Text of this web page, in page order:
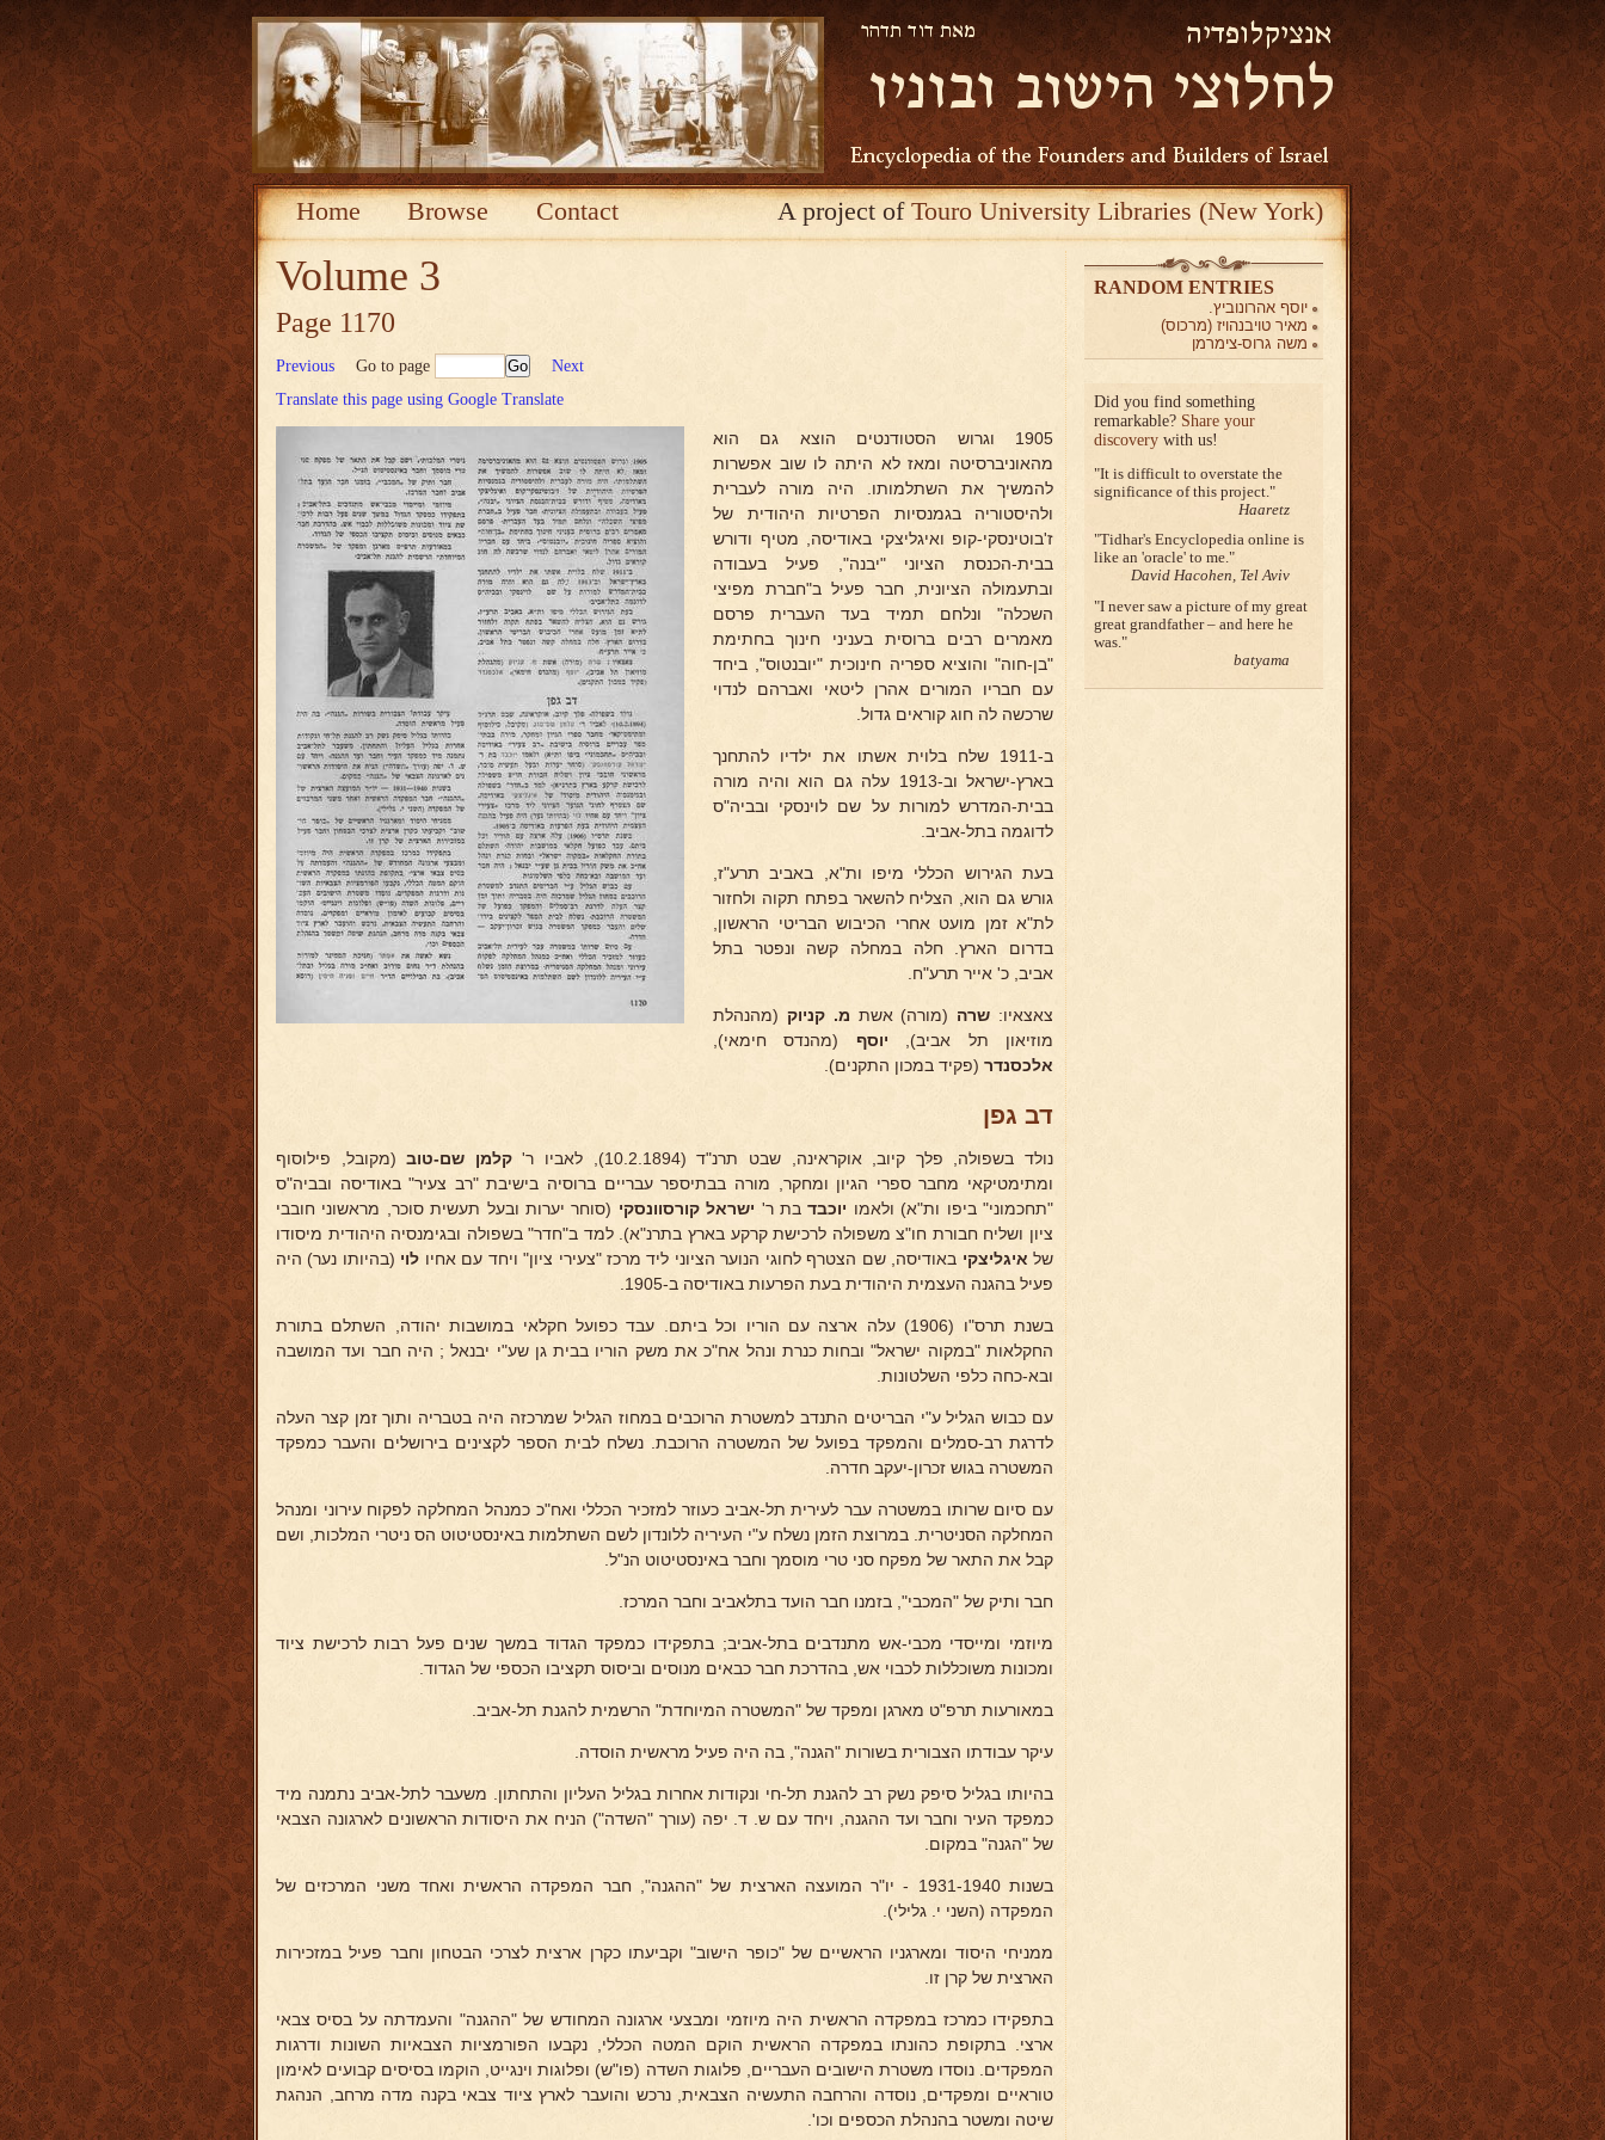
Home Browse Contact A project ofTouro University Libraries (New York)
Volume 3
Page 1170
Previous Go to page
Next
Translate this page using Google Translate
1905 וגרוש הסטודנטים הוצא גם הוא
מהאוניברסיטה ומאז לא היתה לו שוב אפשרות
להמשיך את השתלמותו. היה מורה לעברית
ולהיסטוריה בגמנסיות הפרטיות היהודית של
ז'בוטינסקי-קופ ואיגליצקי באודיסה, מטיף ודורש
בבית-הכנסת הציוני "יבנה", פעיל בעבודה
ובתעמולה הציונית, חבר פעיל ב"חברת מפיצי
השכלה" ונלחם תמיד בעד העברית פרסם
מאמרים רבים ברוסית בעניני חינוך בחתימת
"בן-חוה" והוציא ספריה חינוכית "יובנטוס", ביחד
עם חבריו המורים אהרן ליטאי ואברהם לנדוי
שרכשה לה חוג קוראים גדול.
ב-1911 שלח בלוית אשתו את ילדיו להתחנך
בארץ-ישראל וב-1913 עלה גם הוא והיה מורה
בבית-המדרש למורות על שם לוינסקי ובביה"ס
לדוגמה בתל-אביב.
בעת הגירוש הכללי מיפו ות"א, באביב תרע"ז,
גורש גם הוא, הצליח להשאר בפתח תקוה ולחזור
לת"א זמן מועט אחרי הכיבוש הבריטי הראשון,
בדרום הארץ. חלה במחלה קשה ונפטר בתל
אביב, כ' אייר תרע"ח.
צאצאיו: שרה (מורה) אשת מ. קניוק (מהנהלת
מוזיאון תל אביב), יוסף (מהנדס חימאי),
אלכסנדר (פקיד במכון התקנים).
דב גפן
נולד בשפולה, פלך קיוב, אוקראינה, שבט תרנ"ד (10.2.1894), לאביו ר' קלמן שם-טוב(מקובל, פילוסוף
ומתימטיקאי מחבר ספרי הגיון ומחקר, מורה בבתיספר עבריים ברוסיה בישיבת "רב צעיר" באודיסה ובביה"ס
"תחכמוני" ביפו ות"א) ולאמו יוכבדבת ר' ישראל קורסוונסקי (סוחר יערות ובעל תעשית סוכר, מראשוני חובבי
ציון ושליח חבורת חו"צ משפולה לרכישת קרקע בארץ בתרנ"א). למד ב"חדר" בשפולה ובגימנסיה היהודית מיסודו
של איגליצקי באודיסה, שם הצטרף לחוגי הנוער הציוני ליד מרכז "צעירי ציון" ויחד עם אחיו לוי (בהיותו נער) היה
פעיל בהגנה העצמית היהודית בעת הפרעות באודיסה ב-1905.
בשנת תרס"ו (1906) עלה ארצה עם הוריו וכל ביתם. עבד כפועל חקלאי במושבות יהודה, השתלם בתורת
החקלאות "במקוה ישראל" ובחות כנרת ונהל אח"כ את משק הוריו בבית גן שע"י יבנאל ; היה חבר ועד המושבה
ובא-כחה כלפי השלטונות.
עם כבוש הגליל ע"י הבריטים התנדב למשטרת הרוכבים במחוז הגליל שמרכזה היה בטבריה ותוך זמן קצר העלה
לדרגת רב-סמלים והמפקד בפועל של המשטרה הרוכבת. נשלח לבית הספר לקצינים בירושלים והעבר כמפקד
המשטרה בגוש זכרון-יעקב חדרה.
עם סיום שרותו במשטרה עבר לעירית תל-אביב כעוזר למזכיר הכללי ואח"כ כמנהל המחלקה לפקוח עירוני ומנהל
המחלקה הסניטרית. במרוצת הזמן נשלח ע"י העיריה ללונדון לשם השתלמות באינסטיטוט הס ניטרי המלכות, ושם
קבל את התאר של מפקח סני טרי מוסמך וחבר באינסטיטוט הנ"ל.
חבר ותיק של "המכבי", בזמנו חבר הועד בתלאביב וחבר המרכז.
מיוזמי ומייסדי מכבי-אש מתנדבים בתל-אביב; בתפקידו כמפקד הגדוד במשך שנים פעל רבות לרכישת ציוד
ומכונות משוכללות לכבוי אש, בהדרכת חבר כבאים מנוסים וביסוס תקציבו הכספי של הגדוד.
במאורעות תרפ"ט מארגן ומפקד של "המשטרה המיוחדת" הרשמית להגנת תל-אביב.
עיקר עבודתו הצבורית בשורות "הגנה", בה היה פעיל מראשית הוסדה.
בהיותו בגליל סיפק נשק רב להגנת תל-חי ונקודות אחרות בגליל העליון והתחתון. משעבר לתל-אביב נתמנה מיד
כמפקד העיר וחבר ועד ההגנה, ויחד עם ש. ד. יפה (עורך "השדה") הניח את היסודות הראשונים לארגונה הצבאי
של "הגנה" במקום.
בשנות 1931-1940 - יו"ר המועצה הארצית של "ההגנה", חבר המפקדה הראשית ואחד משני המרכזים של
המפקדה (השני י. גלילי).
ממניחי היסוד ומארגניו הראשיים של "כופר הישוב" וקביעתו כקרן ארצית לצרכי הבטחון וחבר פעיל במזכירות
הארצית של קרן זו.
בתפקידו כמרכז במפקדה הראשית היה מיוזמי ומבצעי ארגונה המחודש של "ההגנה" והעמדתה על בסיס צבאי
ארצי. בתקופת כהונתו במפקדה הראשית הוקם המטה הכללי, נקבעו הפורמציות הצבאיות השונות ודרגות
המפקדים. נוסדו משטרת הישובים העבריים, פלוגות השדה (פו"ש) ופלוגות וינגייט, הוקמו בסיסים קבועים לאימון
טוראיים ומפקדים, נוסדה והרחבה התעשיה הצבאית, נרכש והועבר לארץ ציוד צבאי בקנה מדה מרחב, הנהגת
שיטה ומשטר בהנהלת הכספים וכו'.
RANDOM ENTRIES
יוסף אהרונוביץ.
מאיר טויבנהויז (מרכוס)
משה גרוס-צימרמן
Did you find something
remarkable? Share your
discovery with us!
It is difficult to overstate the
significance of this project.
Haaretz
Tidhar's Encyclopedia online is
like an 'oracle' to me.
David Hacohen, Tel Aviv
I never saw a picture of my great
great grandfather – and here he
was.
batyama